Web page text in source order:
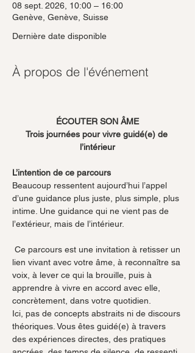
08 sept. 2026, 10:00 – 16:00
Genève, Genève, Suisse
Dernière date disponible
À propos de l'événement
ÉCOUTER SON ÂME
Trois journées pour vivre guidé(e) de
l’intérieur
L’intention de ce parcours
Beaucoup ressentent aujourd’hui l’appel
d’une guidance plus juste, plus simple, plus
intime. Une guidance qui ne vient pas de
l’extérieur, mais de l’intérieur.
lien vivant avec votre âme, à reconnaître sa
voix, à lever ce qui la brouille, puis à
apprendre à vivre en accord avec elle,
concrètement, dans votre quotidien.
Ici, pas de concepts abstraits ni de discours
théoriques. Vous êtes guidé(e) à travers
des expériences directes, des pratiques